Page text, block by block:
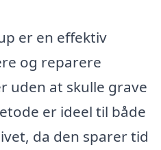
er en effektiv
og reparere
uden at skulle grave
er ideel til både
da den sparer tid